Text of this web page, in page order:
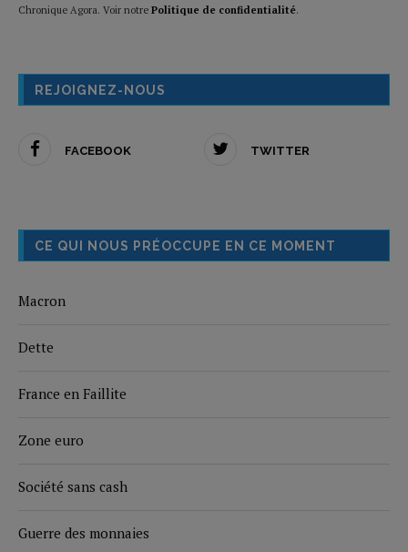
Chronique Agora. Voir notre Politique de confidentialité.
REJOIGNEZ-NOUS
FACEBOOK TWITTER
CE QUI NOUS PRÉOCCUPE EN CE MOMENT
Macron
Dette
France en Faillite
Zone euro
Société sans cash
Guerre des monnaies